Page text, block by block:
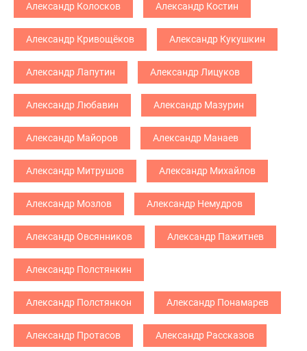
Александр Колосков Александр Костин
Александр Кривощёков Александр Кукушкин
Александр Лапутин Александр Лицуков
Александр Любавин Александр Мазурин
Александр Майоров Александр Манаев
Александр Митрушов Александр Михайлов
Александр Мозлов Александр Немудров
Александр Овсянников Александр Пажитнев
Александр Полстянкин
Александр Полстянкон Александр Понамарев
Александр Протасов Александр Рассказов